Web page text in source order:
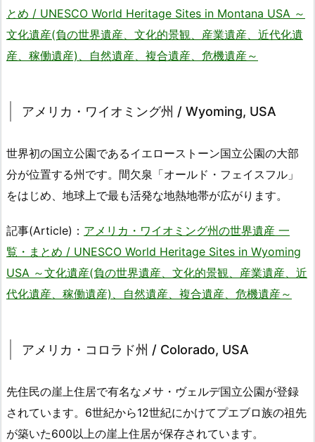
とめ / UNESCO World Heritage Sites in Montana USA ～
文化遺産(負の世界遺産、文化的景観、産業遺産、近代化遺
産、稼働遺産)、自然遺産、複合遺産、危機遺産～
アメリカ・ワイオミング州 / Wyoming, USA
世界初の国立公園であるイエローストーン国立公園の大部
分が位置する州です。間欠泉「オールド・フェイスフル」
をはじめ、地球上で最も活発な地熱地帯が広がります。
記事(Article)： アメリカ・ワイオミング州の世界遺産 一
覧・まとめ / UNESCO World Heritage Sites in Wyoming
USA ～文化遺産(負の世界遺産、文化的景観、産業遺産、近
代化遺産、稼働遺産)、自然遺産、複合遺産、危機遺産～
アメリカ・コロラド州 / Colorado, USA
先住民の崖上住居で有名なメサ・ヴェルデ国立公園が登録
されています。6世紀から12世紀にかけてプエブロ族の祖先
が築いた600以上の崖上住居が保存されています。